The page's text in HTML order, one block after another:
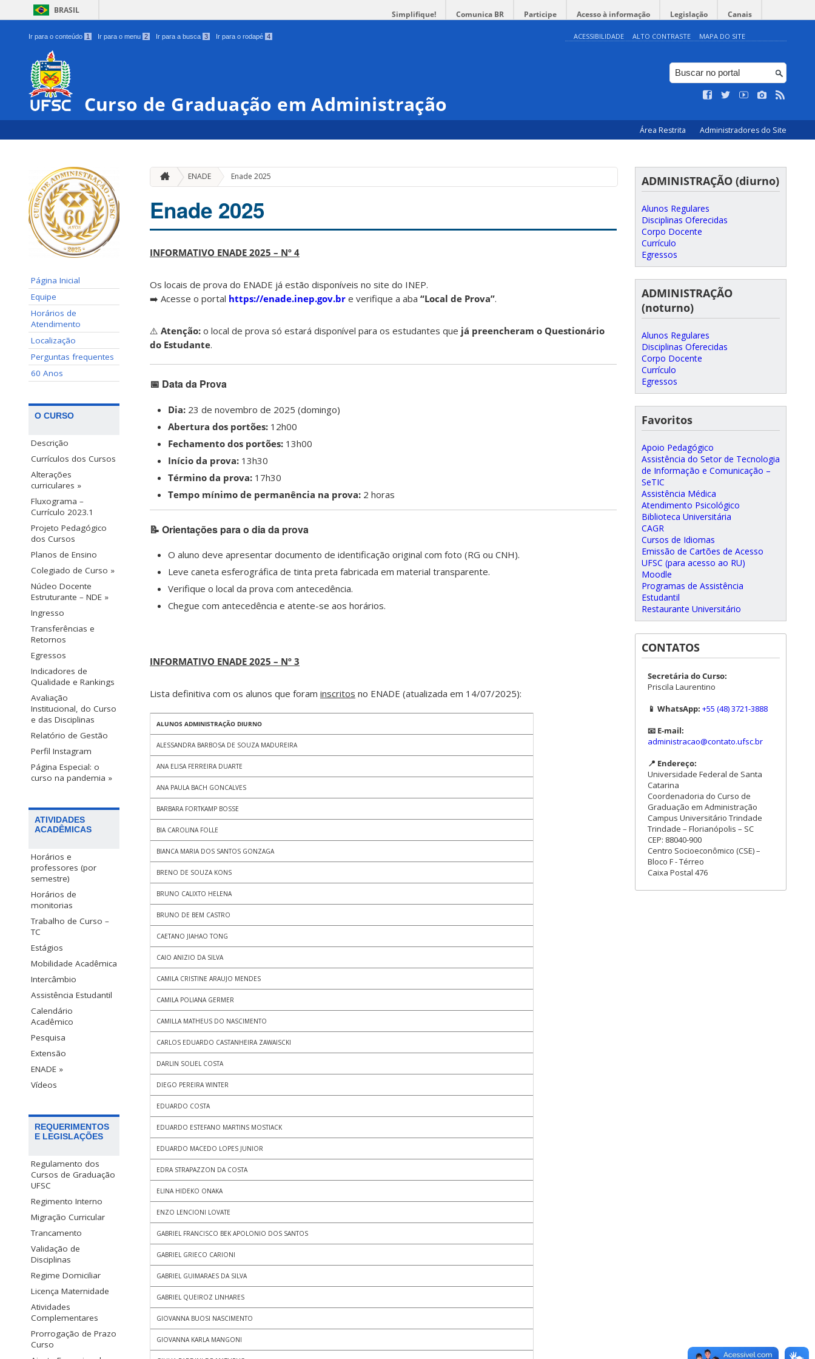
BRASIL Simplifique! Comunica BR Participe Acesso à informação Legislação Canais
Ir para o conteúdo 1 Ir para o menu 2 Ir para a busca 3 Ir para o rodapé 4 ACESSIBILIDADE ALTO CONTRASTE MAPA DO SITE
Curso de Graduação em Administração
Área Restrita Administradores do Site
Página Inicial
Equipe
Horários de
Atendimento
Localização
Perguntas frequentes
60 Anos
O CURSO
Descrição
Currículos dos Cursos
Alterações
curriculares »
Fluxograma –
Currículo 2023.1
Projeto Pedagógico
dos Cursos
Planos de Ensino
Colegiado de Curso »
Núcleo Docente
Estruturante – NDE »
Ingresso
Transferências e
Retornos
Egressos
Indicadores de
Qualidade e Rankings
Avaliação
Institucional, do Curso
e das Disciplinas
Relatório de Gestão
Perfil Instagram
Página Especial: o
curso na pandemia »
ATIVIDADES
ACADÊMICAS
Horários e
professores (por
semestre)
Horários de
monitorias
Trabalho de Curso –
TC
Estágios
Mobilidade Acadêmica
Intercâmbio
Assistência Estudantil
Calendário
Acadêmico
Pesquisa
Extensão
ENADE »
Vídeos
REQUERIMENTOS
E LEGISLAÇÕES
Regulamento dos
Cursos de Graduação
UFSC
Regimento Interno
Migração Curricular
Trancamento
Validação de
Disciplinas
Regime Domiciliar
Licença Maternidade
Atividades
Complementares
Prorrogação de Prazo
Curso
ENADE Enade 2025
Enade 2025
INFORMATIVO ENADE 2025 – Nº 4
Os locais de prova do ENADE já estão disponíveis no site do INEP.
➡️ Acesse o portal https://enade.inep.gov.br e verifique a aba “Local de Prova”.
⚠️ Atenção: o local de prova só estará disponível para os estudantes que já preencheram o Questionário
do Estudante.
📅 Data da Prova
Dia: 23 de novembro de 2025 (domingo)
Abertura dos portões: 12h00
Fechamento dos portões: 13h00
Início da prova: 13h30
Término da prova: 17h30
Tempo mínimo de permanência na prova: 2 horas
📝 Orientações para o dia da prova
O aluno deve apresentar documento de identificação original com foto (RG ou CNH).
Leve caneta esferográfica de tinta preta fabricada em material transparente.
Verifique o local da prova com antecedência.
Chegue com antecedência e atente-se aos horários.
INFORMATIVO ENADE 2025 – Nº 3
Lista definitiva com os alunos que foram inscritos no ENADE (atualizada em 14/07/2025):
ALUNOS ADMINISTRAÇÃO DIURNO
ALESSANDRA BARBOSA DE SOUZA MADUREIRA
ANA ELISA FERREIRA DUARTE
ANA PAULA BACH GONCALVES
BARBARA FORTKAMP BOSSE
BIA CAROLINA FOLLE
BIANCA MARIA DOS SANTOS GONZAGA
BRENO DE SOUZA KONS
BRUNO CALIXTO HELENA
BRUNO DE BEM CASTRO
CAETANO JIAHAO TONG
CAIO ANIZIO DA SILVA
CAMILA CRISTINE ARAUJO MENDES
CAMILA POLIANA GERMER
CAMILLA MATHEUS DO NASCIMENTO
CARLOS EDUARDO CASTANHEIRA ZAWAISCKI
DARLIN SOLIEL COSTA
DIEGO PEREIRA WINTER
EDUARDO COSTA
EDUARDO ESTEFANO MARTINS MOSTIACK
EDUARDO MACEDO LOPES JUNIOR
EDRA STRAPAZZON DA COSTA
ELINA HIDEKO ONAKA
ENZO LENCIONI LOVATE
GABRIEL FRANCISCO BEK APOLONIO DOS SANTOS
GABRIEL GRIECO CARIONI
GABRIEL GUIMARAES DA SILVA
GABRIEL QUEIROZ LINHARES
GIOVANNA BUOSI NASCIMENTO
GIOVANNA KARLA MANGONI
ADMINISTRAÇÃO (diurno)
Alunos Regulares
Disciplinas Oferecidas
Corpo Docente
Currículo
Egressos
ADMINISTRAÇÃO
(noturno)
Alunos Regulares
Disciplinas Oferecidas
Corpo Docente
Currículo
Egressos
Favoritos
Apoio Pedagógico
Assistência do Setor de Tecnologia
de Informação e Comunicação –
SeTIC
Assistência Médica
Atendimento Psicológico
Biblioteca Universitária
CAGR
Cursos de Idiomas
Emissão de Cartões de Acesso
UFSC (para acesso ao RU)
Moodle
Programas de Assistência
Estudantil
Restaurante Universitário
CONTATOS
Secretária do Curso:
Priscila Laurentino
📱 WhatsApp: +55 (48) 3721-3888
📧 E-mail:
administracao@contato.ufsc.br
📍 Endereço:
Universidade Federal de Santa
Catarina
Coordenadoria do Curso de
Graduação em Administração
Campus Universitário Trindade
Trindade – Florianópolis – SC
CEP: 88040-900
Centro Socioeconômico (CSE) –
Bloco F - Térreo
Caixa Postal 476